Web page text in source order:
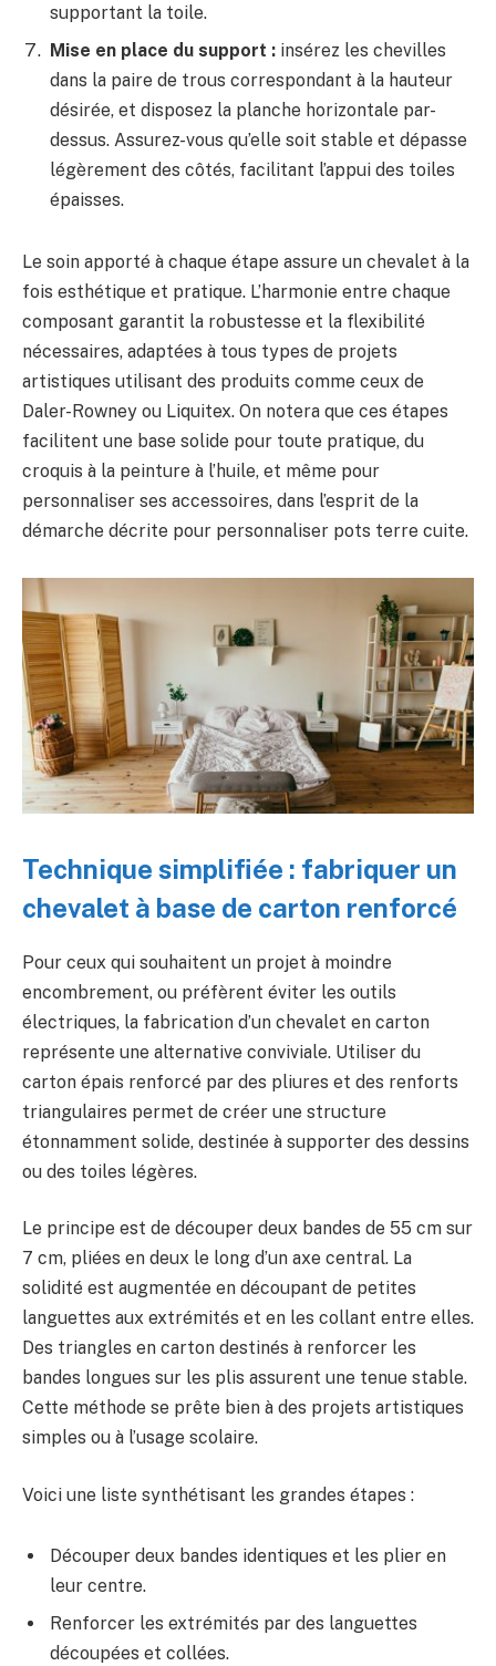
supportant la toile.
Mise en place du support : insérez les chevilles
dans la paire de trous correspondant à la hauteur
désirée, et disposez la planche horizontale par-
dessus. Assurez-vous qu’elle soit stable et dépasse
légèrement des côtés, facilitant l’appui des toiles
épaisses.
Le soin apporté à chaque étape assure un chevalet à la
fois esthétique et pratique. L’harmonie entre chaque
composant garantit la robustesse et la flexibilité
nécessaires, adaptées à tous types de projets
artistiques utilisant des produits comme ceux de
Daler-Rowney ou Liquitex. On notera que ces étapes
facilitent une base solide pour toute pratique, du
croquis à la peinture à l’huile, et même pour
personnaliser ses accessoires, dans l’esprit de la
démarche décrite pour personnaliser pots terre cuite.
Technique simplifiée : fabriquer un
chevalet à base de carton renforcé
Pour ceux qui souhaitent un projet à moindre
encombrement, ou préfèrent éviter les outils
électriques, la fabrication d’un chevalet en carton
représente une alternative conviviale. Utiliser du
carton épais renforcé par des pliures et des renforts
triangulaires permet de créer une structure
étonnamment solide, destinée à supporter des dessins
ou des toiles légères.
Le principe est de découper deux bandes de 55 cm sur
7 cm, pliées en deux le long d’un axe central. La
solidité est augmentée en découpant de petites
languettes aux extrémités et en les collant entre elles.
Des triangles en carton destinés à renforcer les
bandes longues sur les plis assurent une tenue stable.
Cette méthode se prête bien à des projets artistiques
simples ou à l’usage scolaire.
Voici une liste synthétisant les grandes étapes :
Découper deux bandes identiques et les plier en
leur centre.
Renforcer les extrémités par des languettes
découpées et collées.